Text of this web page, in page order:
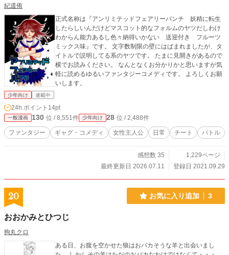
紀道侑
正式名称は『アンリミテッドフェアリーパンチ 妖精に転生
したらしいんだけどマスコット的なフォルムのヤツだしわけ
わからん能力あるし色々納得いかない 送迎付き フルーツ
ミックス味』です。 文字数制限の壁にはばまれましたが、タ
イトルで説明してる系のヤツです。 たまに見開きがあるので
横でお読みください。 なんとなくお分かりかと思いますが気
軽に読めるゆるいファンタジーコメディです。 よろしくお願
いします。
少年向け 連載中
24h.ポイント 14pt
一般漫画 130 位 / 8,551件 少年向け 28 位 / 2,488件
ファンタジー ギャグ・コメディ 女性主人公 日常 チート バトル
感想数 35
1,229ページ
最終更新日 2026.07.11
登録日 2021.09.29
20 お気に入り追加 3
おおかみとひつじ
狗丸クロ
ある日、お腹を空かせた狼はおバカそうな羊と出会いまし